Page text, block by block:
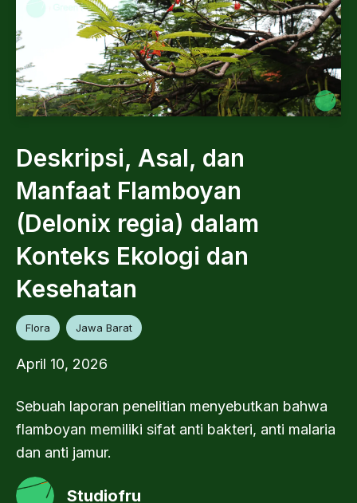
Deskripsi, Asal, dan
Manfaat Flamboyan
(Delonix regia) dalam
Konteks Ekologi dan
Kesehatan
Flora Jawa Barat
April 10, 2026
Sebuah laporan penelitian menyebutkan bahwa
flamboyan memiliki sifat anti bakteri, anti malaria
dan anti jamur.
Studiofru